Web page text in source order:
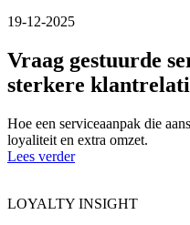
19-12-2025
Vraag gestuurde
sterkere
Hoe een serviceaanpak die
loyaliteit en extra omzet.
Lees verder
LOYALTY INSIGHT